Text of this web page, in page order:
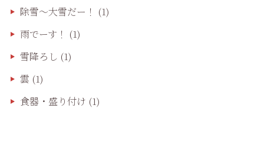
除雪〜大雪だー！ (1)
雨でーす！ (1)
雪降ろし (1)
雲 (1)
食器・盛り付け (1)